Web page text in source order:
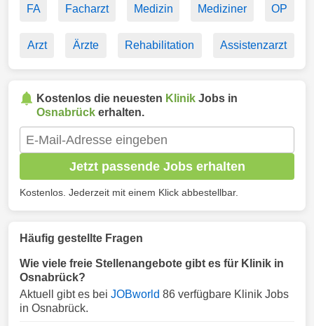
FA Facharzt Medizin Mediziner OP
Arzt Ärzte Rehabilitation Assistenzarzt
Kostenlos die neuesten Klinik Jobs in
Osnabrück erhalten.
Jetzt passende Jobs erhalten
Kostenlos. Jederzeit mit einem Klick abbestellbar.
Häufig gestellte Fragen
Wie viele freie Stellenangebote gibt es für Klinik in
Osnabrück?
Aktuell gibt es bei JOBworld 86 verfügbare Klinik Jobs
in Osnabrück.